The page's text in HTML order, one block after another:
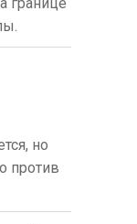
но
против